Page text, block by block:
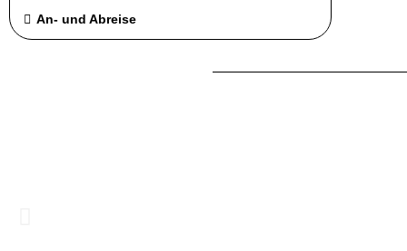
An- und Abreise